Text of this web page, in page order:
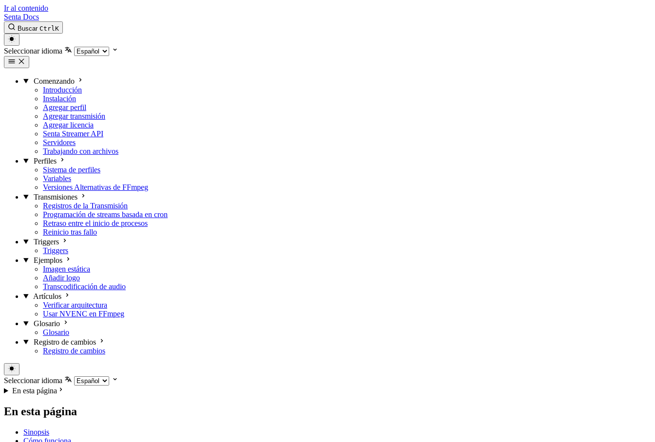
Ir al contenido
Senta Docs
Buscar CtrlK
Seleccionar idioma
Comenzando
Introducción
Instalación
Agregar perfil
Agregar transmisión
Agregar licencia
Senta Streamer API
Servidores
Trabajando con archivos
Perfiles
Sistema de perfiles
Variables
Versiones Alternativas de FFmpeg
Transmisiones
Registros de la Transmisión
Programación de streams basada en cron
Retraso entre el inicio de procesos
Reinicio tras fallo
Triggers
Triggers
Ejemplos
Imagen estática
Añadir logo
Transcodificación de audio
Artículos
Verificar arquitectura
Usar NVENC en FFmpeg
Glosario
Glosario
Registro de cambios
Registro de cambios
Seleccionar idioma
En esta página
En esta página
Sinopsis